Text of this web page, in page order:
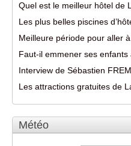
Quel est le meilleur hôtel de
Les plus belles piscines
Meilleure période pour aller
Faut-il emmener ses enfants
Interview de Sébastien
Les attractions gratuites de
Météo